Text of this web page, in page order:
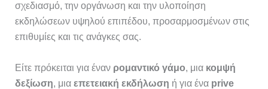
σχεδιασμό, την οργάνωση και την υλοποίηση
εκδηλώσεων υψηλού επιπέδου, προσαρμοσμένων στις
επιθυμίες και τις ανάγκες σας.
Είτε πρόκειται για έναν ρομαντικό γάμο, μια κομψή
δεξίωση, μια επετειακή εκδήλωση ή για ένα prive